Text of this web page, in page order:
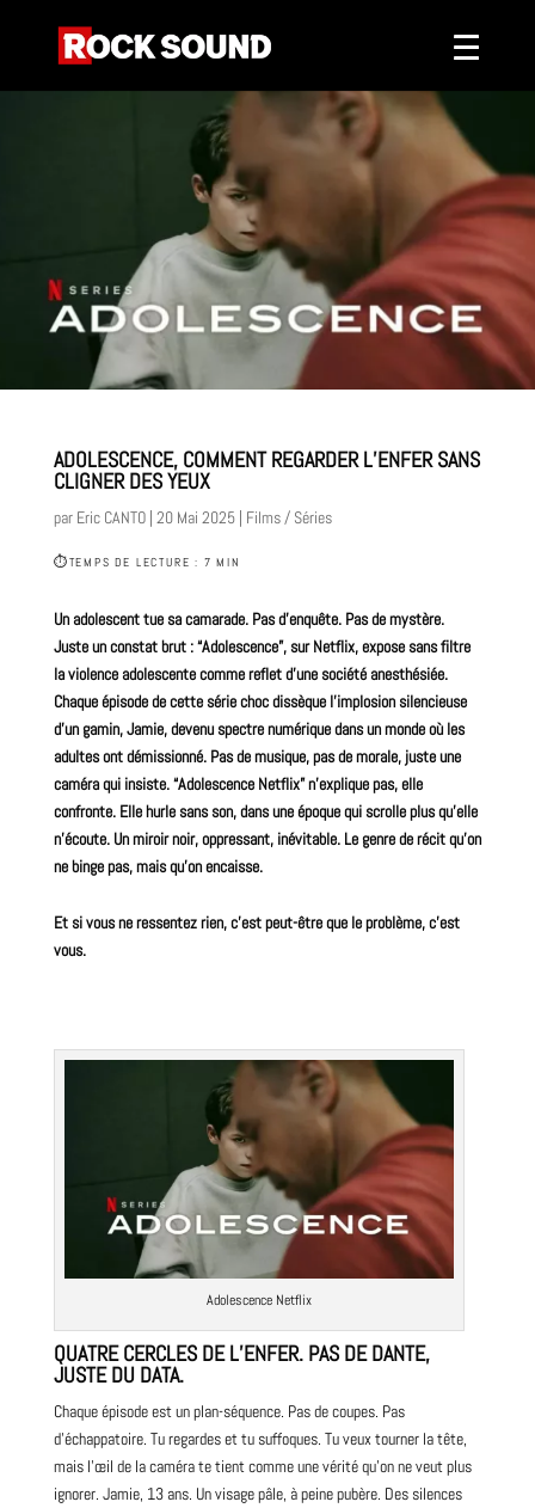
ADOLESCENCE, COMMENT REGARDER L’ENFER SANS
CLIGNER DES YEUX
par Eric CANTO| 20 Mai 2025| Films / Séries
⏱TEMPS DE LECTURE : 7 MIN
Un adolescent tue sa camarade. Pas d’enquête. Pas de mystère.
Juste un constat brut : “Adolescence”, surNetflix, expose sans filtre
la violence adolescente comme reflet d’une société anesthésiée.
Chaque épisode de cette série choc dissèque l’implosion silencieuse
d’un gamin, Jamie, devenu spectre numérique dans un monde où les
adultes ont démissionné. Pas de musique, pas de morale, juste une
caméra qui insiste. “Adolescence Netflix” n’explique pas, elle
confronte. Elle hurle sans son, dans une époque qui scrolle plus qu’elle
n’écoute. Un miroir noir, oppressant, inévitable. Le genre de récit qu’on
ne binge pas, mais qu’on encaisse.
Et si vous ne ressentez rien, c’est peut-être que le problème, c’est
vous.
AdolescenceNetflix
QUATRE CERCLES DE L’ENFER. PAS DE DANTE,
JUSTE DU DATA.
Chaque épisode est un plan-séquence. Pas de coupes. Pas
d’échappatoire. Tu regardes et tu suffoques. Tu veux tourner la tête,
mais l’œil de la caméra te tient comme une vérité qu’on ne veut plus
ignorer. Jamie, 13 ans. Un visage pâle, à peine pubère. Des silences